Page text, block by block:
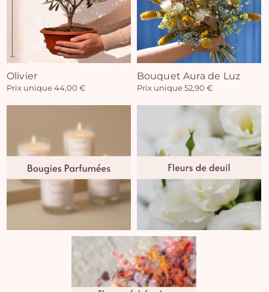
Olivier
Prix unique 44,00 €
Bouquet Aura de Luz
Prix unique 52,90 €